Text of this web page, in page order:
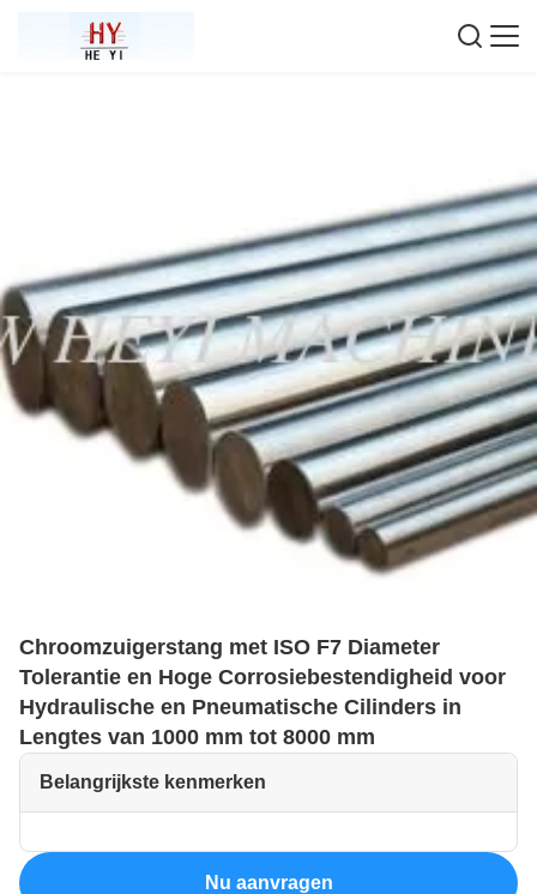
Chroomzuigerstang met ISO F7 Diameter
Tolerantie en Hoge Corrosiebestendigheid voor
Hydraulische en Pneumatische Cilinders in
Lengtes van 1000 mm tot 8000 mm
Belangrijkste kenmerken
Nu aanvragen